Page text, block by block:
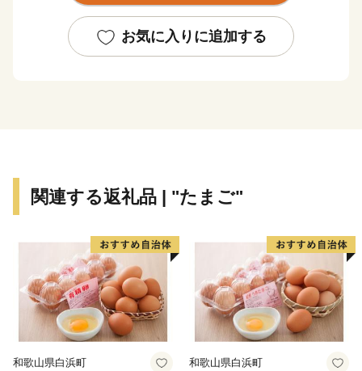
日本一の施設園芸野菜などが、豊かな食の実りを育んで
います。
お気に入りに追加する
関連する返礼品 | "たまご"
和歌山県白浜町 和歌山県白浜町